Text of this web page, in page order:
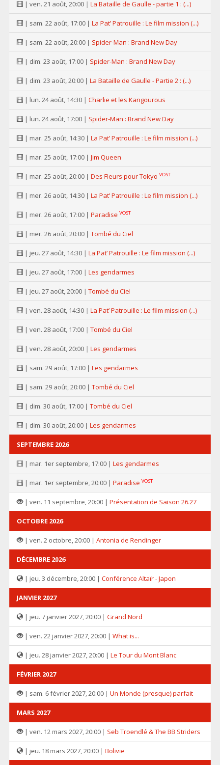
| ven. 21 août, 20:00 | La Bataille de Gaulle - partie 1 : (...)
| sam. 22 août, 17:00 | La Pat’ Patrouille : Le film mission (...)
| sam. 22 août, 20:00 | Spider-Man : Brand New Day
| dim. 23 août, 17:00 | Spider-Man : Brand New Day
| dim. 23 août, 20:00 | La Bataille de Gaulle - Partie 2 : (...)
| lun. 24 août, 14:30 | Charlie et les Kangourous
| lun. 24 août, 17:00 | Spider-Man : Brand New Day
| mar. 25 août, 14:30 | La Pat’ Patrouille : Le film mission (...)
| mar. 25 août, 17:00 | Jim Queen
| mar. 25 août, 20:00 | Des Fleurs pour Tokyo VOST
| mer. 26 août, 14:30 | La Pat’ Patrouille : Le film mission (...)
| mer. 26 août, 17:00 | Paradise VOST
| mer. 26 août, 20:00 | Tombé du Ciel
| jeu. 27 août, 14:30 | La Pat’ Patrouille : Le film mission (...)
| jeu. 27 août, 17:00 | Les gendarmes
| jeu. 27 août, 20:00 | Tombé du Ciel
| ven. 28 août, 14:30 | La Pat’ Patrouille : Le film mission (...)
| ven. 28 août, 17:00 | Tombé du Ciel
| ven. 28 août, 20:00 | Les gendarmes
| sam. 29 août, 17:00 | Les gendarmes
| sam. 29 août, 20:00 | Tombé du Ciel
| dim. 30 août, 17:00 | Tombé du Ciel
| dim. 30 août, 20:00 | Les gendarmes
SEPTEMBRE 2026
| mar. 1er septembre, 17:00 | Les gendarmes
| mar. 1er septembre, 20:00 | Paradise VOST
| ven. 11 septembre, 20:00 | Présentation de Saison 26.27
OCTOBRE 2026
| ven. 2 octobre, 20:00 | Antonia de Rendinger
DÉCEMBRE 2026
| jeu. 3 décembre, 20:00 | Conférence Altaïr - Japon
JANVIER 2027
| jeu. 7 janvier 2027, 20:00 | Grand Nord
| ven. 22 janvier 2027, 20:00 | What is...
| jeu. 28 janvier 2027, 20:00 | Le Tour du Mont Blanc
FÉVRIER 2027
| sam. 6 février 2027, 20:00 | Un Monde (presque) parfait
MARS 2027
| ven. 12 mars 2027, 20:00 | Seb Troendlé & The BB Striders
| jeu. 18 mars 2027, 20:00 | Bolivie